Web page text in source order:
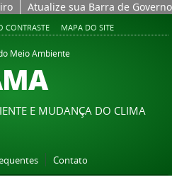
Atualize sua Barra de Governo
CONTRASTE MAPA DO SITE
Meio Ambiente
E MUDANÇA DO CLIMA
Contato